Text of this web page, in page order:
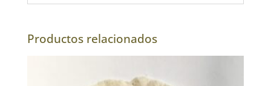
Productos relacionados